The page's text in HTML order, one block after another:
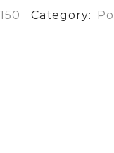
Category: